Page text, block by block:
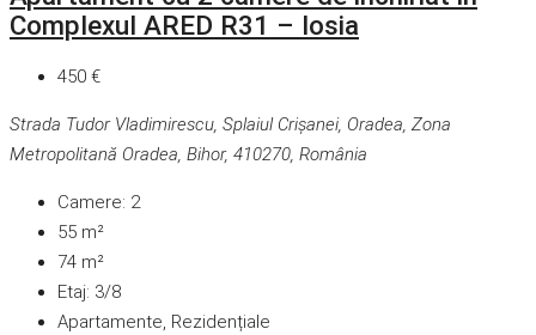
Complexul ARED R31 – Iosia
450 €
Strada Tudor Vladimirescu, Splaiul Crișanei, Oradea, Zona
Metropolitană Oradea, Bihor, 410270, România
Camere: 2
55 m²
74 m²
Etaj: 3/8
Apartamente, Rezidențiale